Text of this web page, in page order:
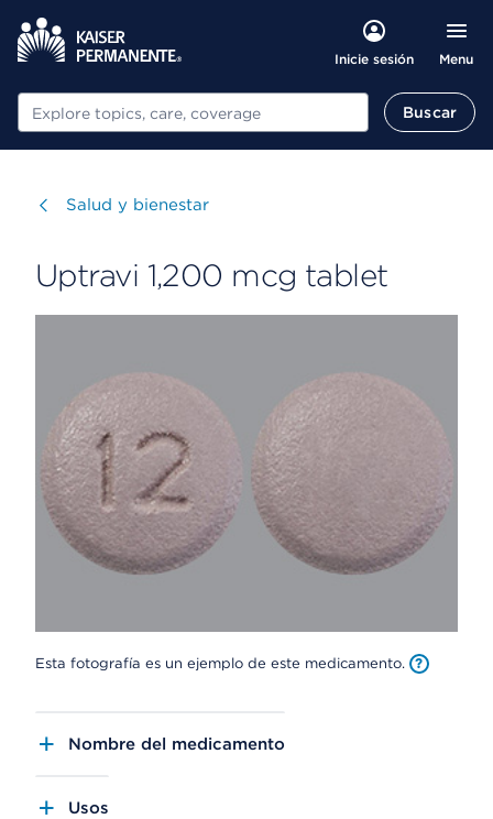
Inicie sesión Menu
Buscar Buscar
Visitar
Salud y bienestar
Uptravi 1,200 mcg tablet
Esta fotografía es un ejemplo de este medicamento.
Nombre del medicamento
Usos